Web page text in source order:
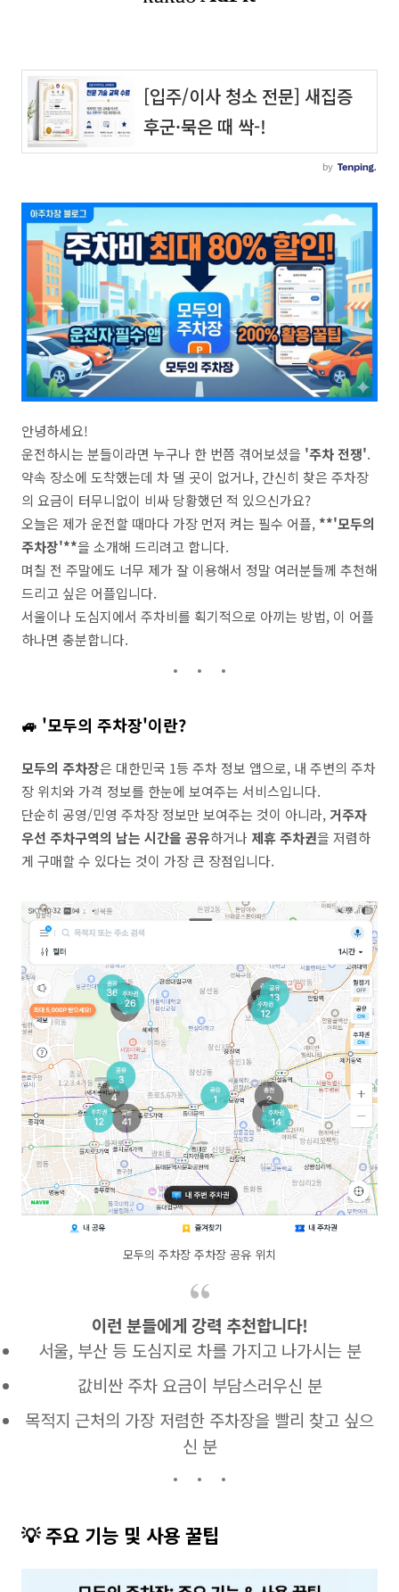
안녕하세요!
운전하시는 분들이라면 누구나 한 번쯤 겪어보셨을 '주차 전쟁'.
약속 장소에 도착했는데 차 댈 곳이 없거나, 간신히 찾은 주차장
의 요금이 터무니없이 비싸 당황했던 적 있으신가요?
오늘은 제가 운전할 때마다 가장 먼저 켜는 필수 어플, **'모두의
주차장'**을 소개해 드리려고 합니다.
며칠 전 주말에도 너무 제가 잘 이용해서 정말 여러분들께 추천해
드리고 싶은 어플입니다.
서울이나 도심지에서 주차비를 획기적으로 아끼는 방법, 이 어플
하나면 충분합니다.
🚙 '모두의 주차장'이란?
모두의 주차장은 대한민국 1등 주차 정보 앱으로, 내 주변의 주차
장 위치와 가격 정보를 한눈에 보여주는 서비스입니다.
단순히 공영/민영 주차장 정보만 보여주는 것이 아니라, 거주자
우선 주차구역의 남는 시간을 공유하거나 제휴 주차권을 저렴하
게 구매할 수 있다는 것이 가장 큰 장점입니다.
모두의 주차장 주차장 공유 위치
이런 분들에게 강력 추천합니다!
서울, 부산 등 도심지로 차를 가지고 나가시는 분
값비싼 주차 요금이 부담스러우신 분
목적지 근처의 가장 저렴한 주차장을 빨리 찾고 싶으
신 분
💡 주요 기능 및 사용 꿀팁